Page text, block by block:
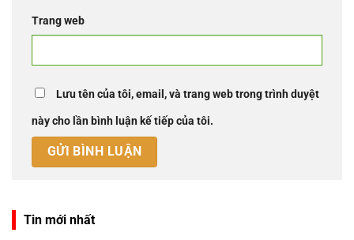
Trang web
Lưu tên của tôi, email, và trang web trong trình duyệt
này cho lần bình luận kế tiếp của tôi.
Tin mới nhất